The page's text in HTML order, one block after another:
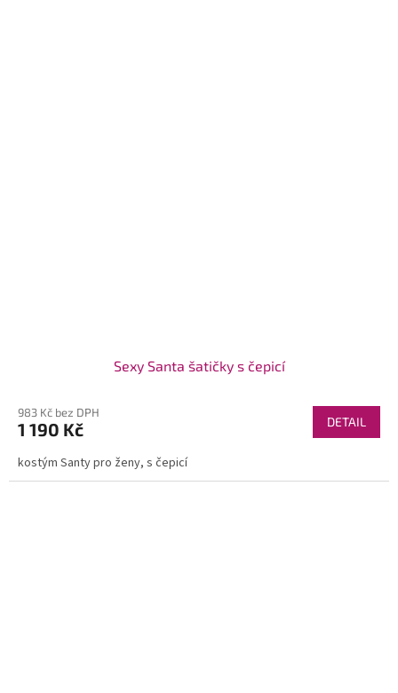
Sexy Santa šatičky s čepicí
983 Kč bez DPH
1 190 Kč DETAIL
kostým Santy pro ženy, s čepicí